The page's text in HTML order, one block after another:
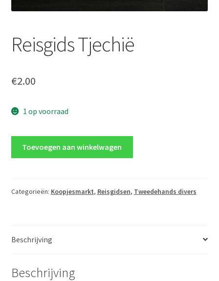
Reisgids Tjechië
€2.00
1 op voorraad
Toevoegen aan winkelwagen
Categorieën: Koopjesmarkt, Reisgidsen, Tweedehands divers
Beschrijving
Beschrijving